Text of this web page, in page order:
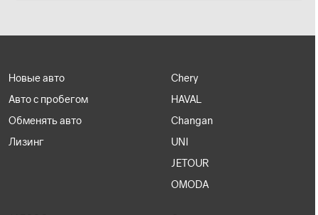
Новые авто
Авто с пробегом
Обменять авто
Лизинг
Chery
HAVAL
Changan
UNI
JETOUR
OMODA